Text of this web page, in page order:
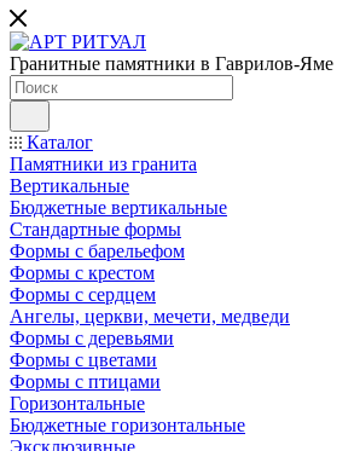
Гранитные памятники в Гаврилов-Яме
Каталог
Памятники из гранита
Вертикальные
Бюджетные вертикальные
Стандартные формы
Формы с барельефом
Формы с крестом
Формы с сердцем
Ангелы, церкви, мечети, медведи
Формы с деревьями
Формы с цветами
Формы с птицами
Горизонтальные
Бюджетные горизонтальные
Эксклюзивные